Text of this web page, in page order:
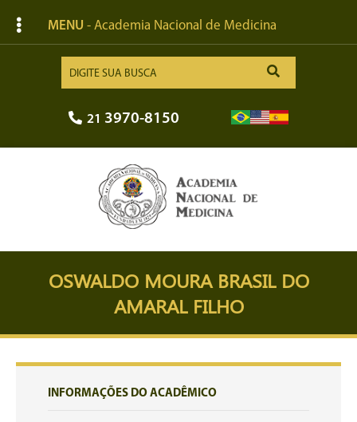
MENU - Academia Nacional de Medicina
21 3970-8150
OSWALDO MOURA BRASIL DO
AMARAL FILHO
INFORMAÇÕES DO ACADÊMICO